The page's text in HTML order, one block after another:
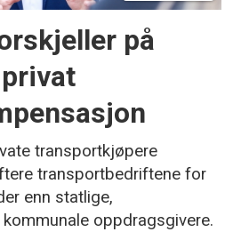
på
transportkjøpere
transportbedriftene for
enn statlige,
oppdragsgivere.